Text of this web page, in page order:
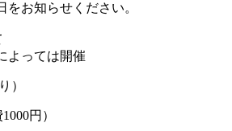
をお知らせください。
よっては開催
）
円）